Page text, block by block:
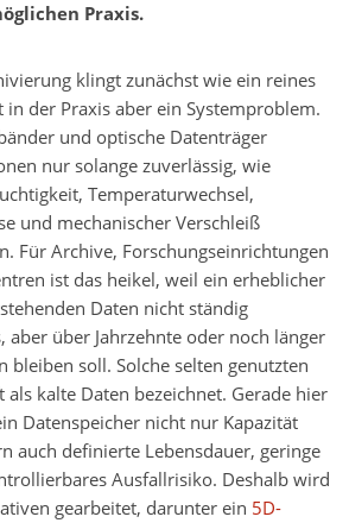
Praxis.
klingt zunächst wie ein reines
der Praxis aber ein Systemproblem.
und optische Datenträger
nur solange zuverlässig, wie
Temperaturwechsel,
und mechanischer Verschleiß
Für Archive, Forschungseinrichtungen
ist das heikel, weil ein erheblicher
Daten nicht ständig
aber über Jahrzehnte oder noch länger
bleiben soll. Solche selten genutzten
als kalte Daten bezeichnet. Gerade hier
Datenspeicher nicht nur Kapazität
auch definierte Lebensdauer, geringe
Ausfallrisiko. Deshalb wird
gearbeitet, darunter ein 5D-